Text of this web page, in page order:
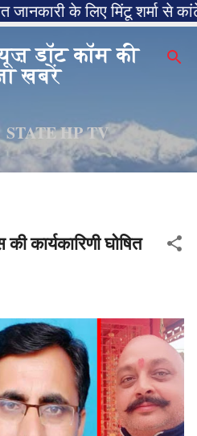
के लिए मिंटू शर्मा से
content
डॉट कॉम की
खबरें
STATE HP TV
कार्यकारिणी घोषित